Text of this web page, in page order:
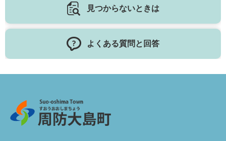
見つからないときは
よくある質問と回答